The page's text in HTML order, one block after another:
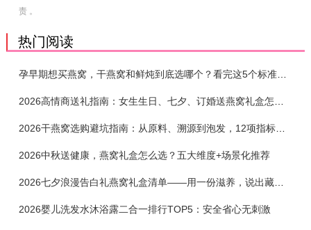
责 。
热门阅读
孕早期想买燕窝，干燕窝和鲜炖到底选哪个？看完这5个标准再下单
2026干燕窝选购避坑指南：从原料、溯源到泡发，12项指标判断靠谱燕窝
2026中秋送健康，燕窝礼盒怎么选？五大维度+场景化推荐
2026七夕浪漫告白礼燕窝礼盒清单——用一份滋养，说出藏在心底的爱
2026婴儿洗发水沐浴露二合一排行TOP5：安全省心无刺激